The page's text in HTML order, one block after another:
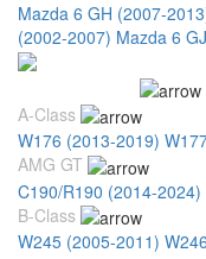
Mazda 6 GH (2007-
(2002-2007) Mazda 6
A-Class
W176 (2013-2019)
AMG GT
C190/R190 (2014-2024)
B-Class
W245 (2005-2011)